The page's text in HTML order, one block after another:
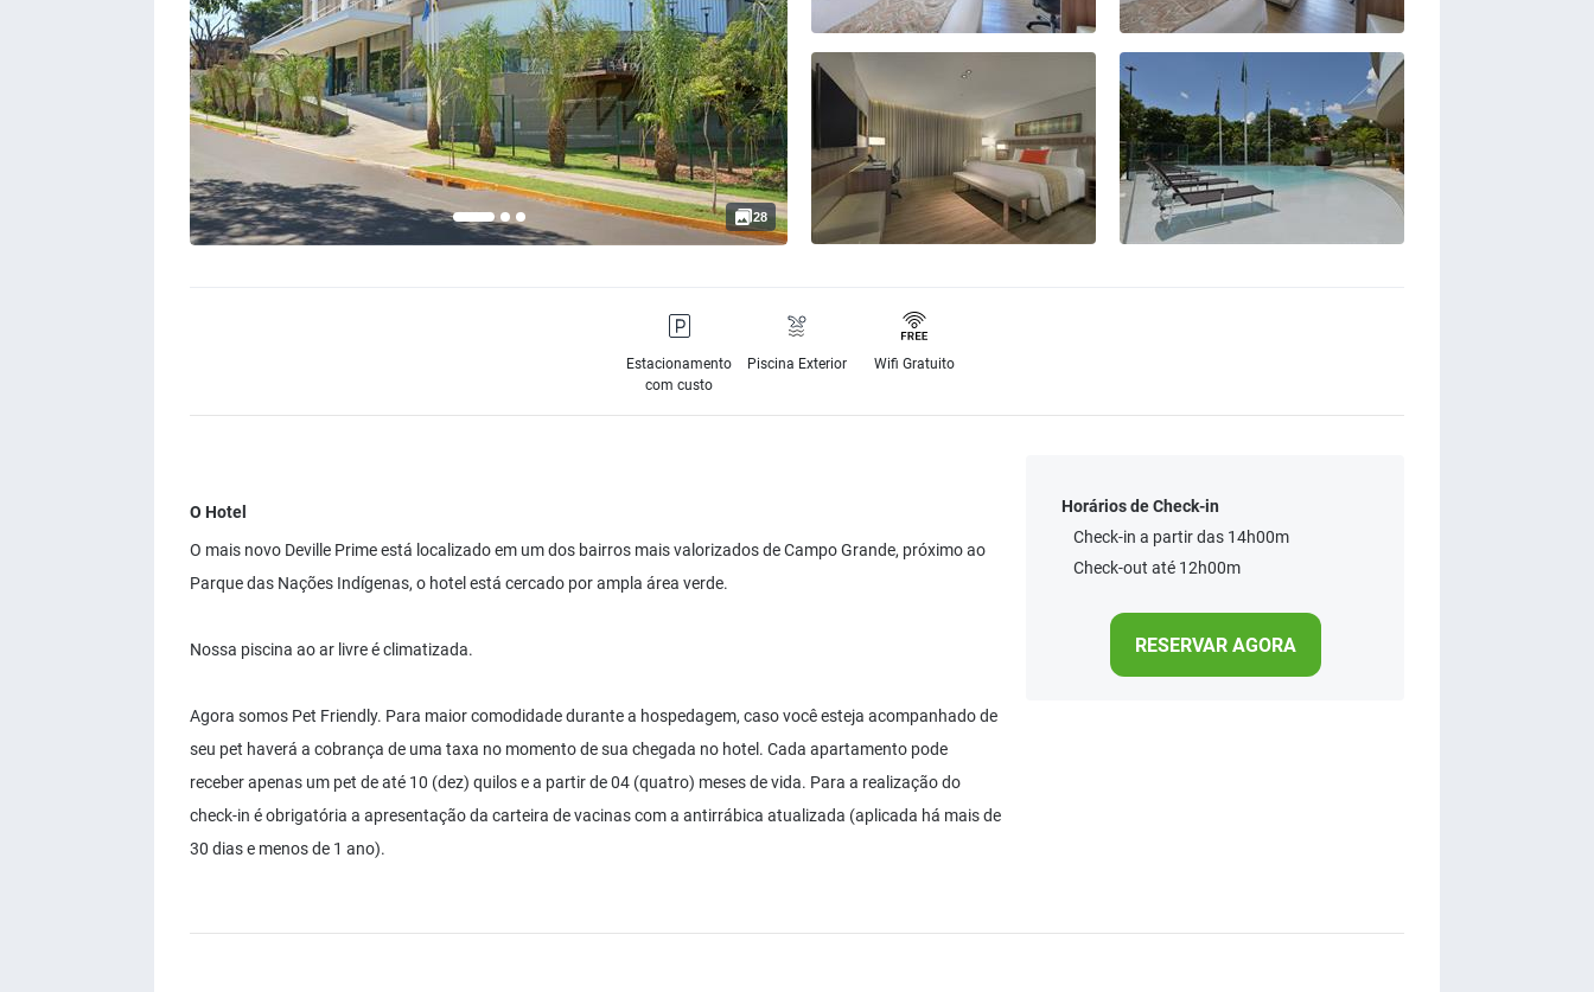
28
Estacionamento
com custo
Piscina Exterior Wifi Gratuito
O Hotel
O mais novo Deville Prime está localizado em um dos bairros mais valorizados de Campo Grande, próximo ao
Parque das Nações Indígenas, o hotel está cercado por ampla área verde.
Nossa piscina ao ar livre é climatizada.
Agora somos Pet Friendly. Para maior comodidade durante a hospedagem, caso você esteja acompanhado de
seu pet haverá a cobrança de uma taxa no momento de sua chegada no hotel. Cada apartamento pode
receber apenas um pet de até 10 (dez) quilos e a partir de 04 (quatro) meses de vida. Para a realização do
check-in é obrigatória a apresentação da carteira de vacinas com a antirrábica atualizada (aplicada há mais de
30 dias e menos de 1 ano).
Horários de Check-in
Check-in a partir das 14h00m
Check-out até 12h00m
RESERVAR AGORA